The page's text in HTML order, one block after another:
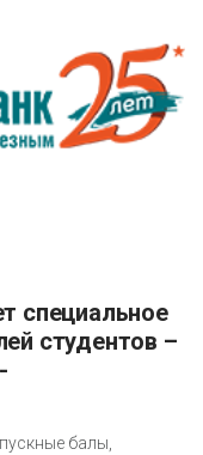
студентов –
балы,